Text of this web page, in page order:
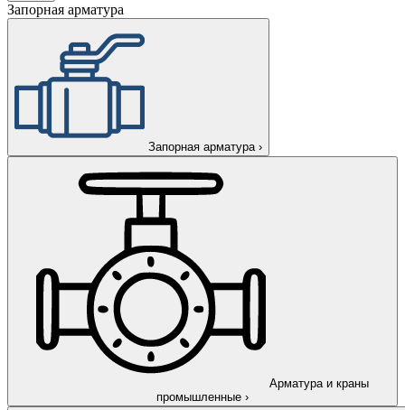
Запорная арматура
Запорная арматура ›
Арматура и краны
промышленные ›